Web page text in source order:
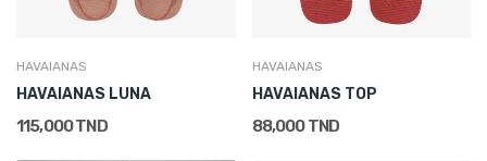
HAVAIANAS
HAVAIANAS LUNA
115,000 TND
HAVAIANAS
HAVAIANAS TOP
88,000 TND